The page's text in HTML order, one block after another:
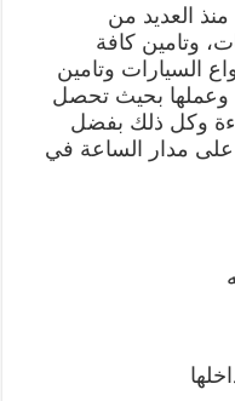
العديد من
وتامين كافة
السيارات وتامين
وعملها بحيث تحصل
وكل ذلك بفضل
على مدار الساعة في